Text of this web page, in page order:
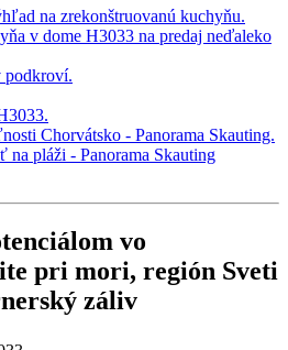
vo
pri mori, región Sveti
záliv